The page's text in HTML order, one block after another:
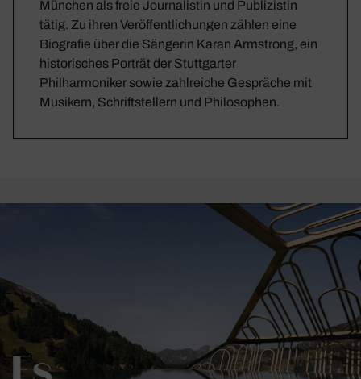
München als freie Journalistin und Publizistin
tätig. Zu ihren Veröffentlichungen zählen eine
Biografie über die Sängerin Karan Armstrong, ein
historisches Porträt der Stuttgarter
Philharmoniker sowie zahlreiche Gespräche mit
Musikern, Schriftstellern und Philosophen.